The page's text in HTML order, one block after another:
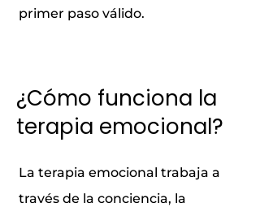
primer paso válido.
¿Cómo funciona la
terapia emocional?
La terapia emocional trabaja a
través de la conciencia, la